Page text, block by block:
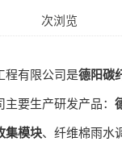
次浏览
程有限公司是德阳碳
要生产研发产品：
集模块、纤维棉雨水